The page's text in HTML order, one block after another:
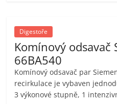
Digestoře
Komínový odsavač
66BA540
Komínový odsavač par
recirkulace je vybaven
3 výkonové stupně, 1